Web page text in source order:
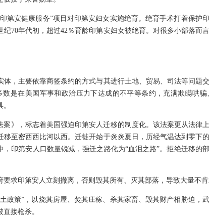
第安健康服务”项目对印第安妇女实施绝育。绝育手术打着保护
70年代初，超过42％育龄印第安妇女被绝育。对很多小部落而
，主要依靠商签条约的方式与其进行土地、贸易、司法等问题
数是在美国军事和政治压力下达成的不平等条约，充满欺瞒哄
案》，标志着美国强迫印第安人迁移的制度化。该法案更从法律
至密西西比河以西。迁徙开始于炎炎夏日，历经气温达到零下
印第安人口数量锐减，强迁之路化为“血泪之路”。拒绝迁移的
求印第安人立刻撤离，否则毁其所有、灭其部落，导致大量不肯
政策”，以烧其房屋、焚其庄稼、杀其家畜、毁其财产相胁迫，
接枪杀。